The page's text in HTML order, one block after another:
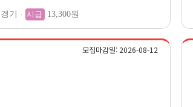
경기 · 시급 13,300원
모집마감일: 2026-08-12